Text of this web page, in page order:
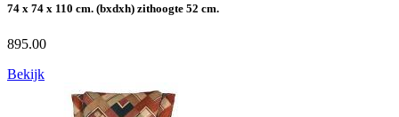
74 x 74 x 110 cm. (bxdxh) zithoogte 52 cm.
895.00
Bekijk